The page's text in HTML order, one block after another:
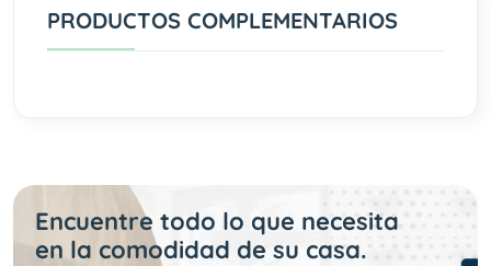
PRODUCTOS COMPLEMENTARIOS
Encuentre todo lo que necesita
en la comodidad de su casa.